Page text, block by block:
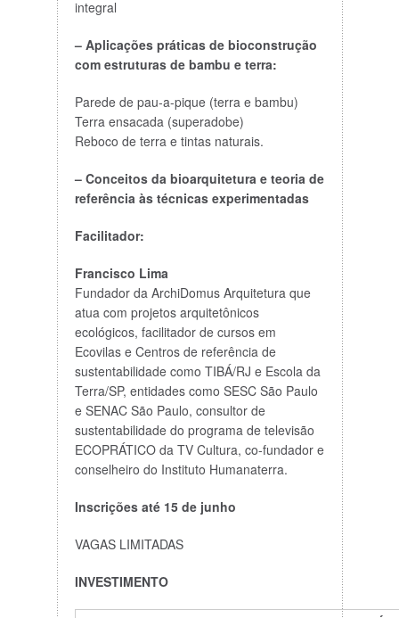
integral
– Aplicações práticas de bioconstrução
com estruturas de bambu e terra:
Parede de pau-a-pique (terra e bambu)
Terra ensacada (superadobe)
Reboco de terra e tintas naturais.
– Conceitos da bioarquitetura e teoria de
referência às técnicas experimentadas
Facilitador:
Francisco Lima
Fundador da ArchiDomus Arquitetura que
atua com projetos arquitetônicos
ecológicos, facilitador de cursos em
Ecovilas e Centros de referência de
sustentabilidade como TIBÁ/RJ e Escola da
Terra/SP, entidades como SESC São Paulo
e SENAC São Paulo, consultor de
sustentabilidade do programa de televisão
ECOPRÁTICO da TV Cultura, co-fundador e
conselheiro do Instituto Humanaterra.
Inscrições até 15 de junho
VAGAS LIMITADAS
INVESTIMENTO